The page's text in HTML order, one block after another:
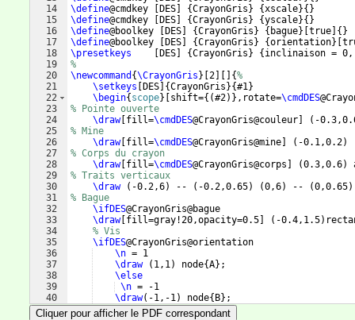
14
15
16
17
18
19
20
21
22
23
24
25
26
27
28
29
30
31
32
33
34
35
36
37
38
39
40
41
\define@cmdkey DES {CrayonGris } {xscale}{ }
\define@cmdkey DES {CrayonGris } {yscale}{ }
\define@boolkey DES {CrayonGris } { bague} true { }
\define@boolkey DES {CrayonGris } {orientation}
\presetkeys
DES {CrayonGris } { inclinaison = 0,
%
\newcommand {\CrayonGris } 2 {%
\setkeys
DES {CrayonGris }{#1}
\begin{ scope} shift={(#2)} ,rotate=\cmdDES
% Pointe ouverte
\draw[ fill=\cmdDES@CrayonGris@couleur ( -
% Mine
\draw[ fill=\cmdDES@CrayonGris@mine ( -0.1,0.2)
% Corps du crayon
\draw[ fill=\cmdDES@CrayonGris@corps (0.3,0.6)
% Traits verticaux
\draw
( -0.2,6) -- ( -0.2,0.65) (0,6) -- (0,0.65)
% Bague
\ifDES@CrayonGris@bague
\draw[ fill=gray!20,opacity=0.5 ( -0.4,1.5)
% Vis
\ifDES@CrayonGris@orientation
\n = 1
\draw
( 1,1) node{A} ;
\else
\n = -1
\draw( -1,-1) node{ B} ;
\fi
Cliquer pour afficher le PDF correspondant